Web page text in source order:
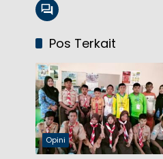
Pos Terkait
Opini